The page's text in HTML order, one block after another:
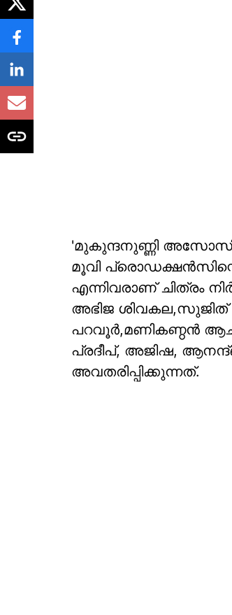
'മുകുന്ദനുണ്ണി
മൂവി
എന്നിവരാണ് ചിത്രം
അഭിജ
പറവൂര്‍,മണികണ്ഠന്‍
പ്രദീപ്, അജിഷ,
അവതരിപ്പിക്കുന്നത്.